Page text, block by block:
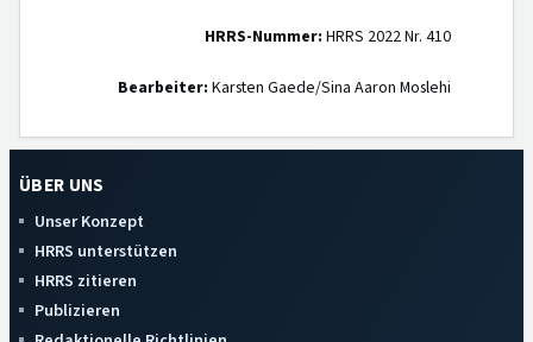
HRRS-Nummer: HRRS 2022 Nr. 410
Bearbeiter: Karsten Gaede/Sina Aaron Moslehi
ÜBER UNS
Unser Konzept
HRRS unterstützen
HRRS zitieren
Publizieren